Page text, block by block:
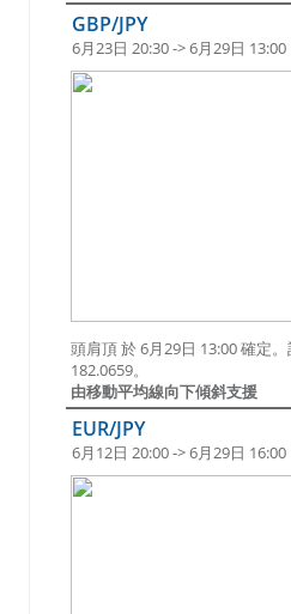
GBP/JPY
6月23日 20:30 -> 6月29日 13:00
頭肩頂 於 6月29日 13:00 確定
182.0659。
由移動平均線向下傾斜支援
EUR/JPY
6月12日 20:00 -> 6月29日 16:00